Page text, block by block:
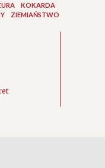
KOKARDA
ZIEMIAŃSTWO